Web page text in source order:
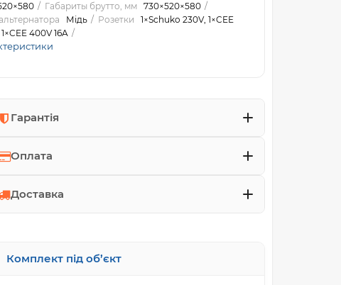
Габариты брутто, мм
730×520×580
Мідь Розетки
1×Schuko 230V, 1×CEE
400V 16A
Гарантія
Оплата
Доставка
Комплект під об’єкт